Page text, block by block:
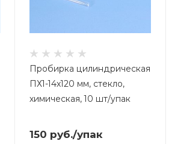
Пробирка цилиндрическая
ПХ1-14х120 мм, стекло,
химическая, 10 шт/упак
150 руб./упак